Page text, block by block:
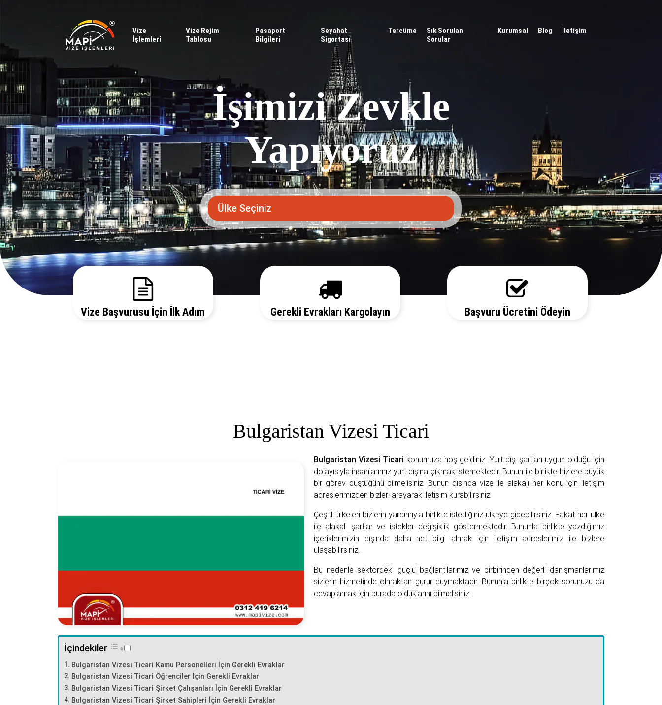
Vize
İşlemleri
Vize Rejim
Tablosu
Pasaport
Bilgileri
Seyahat
Sigortası
Tercüme
Sık Sorulan
Sorular
Kurumsal Blog İletişim
İşimizi Zevkle
Yapıyoruz
Vize Başvurusu İçin İlk Adım Gerekli Evrakları Kargolayın Başvuru Ücretini Ödeyin
Bulgaristan Vizesi Ticari
Bulgaristan Vizesi Ticari konumuza hoş geldiniz. Yurt dışı şartları uygun olduğu için
dolayısıyla insanlarımız yurt dışına çıkmak istemektedir. Bunun ile birlikte bizlere büyük
bir görev düştüğünü bilmelisiniz. Bunun dışında vize ile alakalı her konu için iletişim
adreslerimizden bizleri arayarak iletişim kurabilirsiniz.
Çeşitli ülkeleri bizlerin yardımıyla birlikte istediğiniz ülkeye gidebilirsiniz. Fakat her ülke
ile alakalı şartlar ve istekler değişiklik göstermektedir. Bununla birlikte yazdığımız
içeriklerimizin dışında daha net bilgi almak için iletişim adreslerimiz ile bizlere
ulaşabilirsiniz.
Bu nedenle sektördeki güçlü bağlantılarımız ve birbirinden değerli danışmanlarımız
sizlerin hizmetinde olmaktan gurur duymaktadır. Bununla birlikte birçok sorunuzu da
cevaplamak için burada olduklarını bilmelisiniz.
İçindekiler
Bulgaristan Vizesi Ticari Kamu Personelleri İçin Gerekli Evraklar
Bulgaristan Vizesi Ticari Öğrenciler İçin Gerekli Evraklar
Bulgaristan Vizesi Ticari Şirket Çalışanları İçin Gerekli Evraklar
Bulgaristan Vizesi Ticari Şirket Sahipleri İçin Gerekli Evraklar